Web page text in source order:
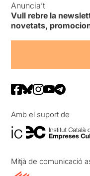
Anuncia’t
Vull rebre la
novetats,
Amb el suport de
Mitjà de comunicació